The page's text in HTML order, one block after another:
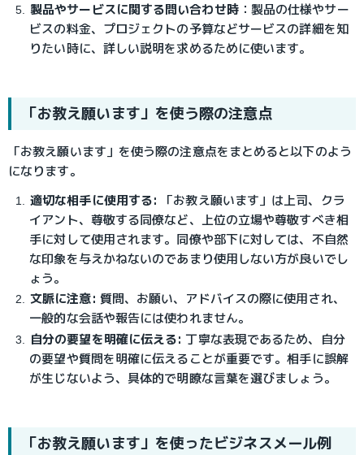
製品やサービスに関する問い合わせ時： 製品の仕様やサー
ビスの料金、プロジェクトの予算などサービスの詳細を知
りたい時に、詳しい説明を求めるために使います。
「お教え願います」を使う際の注意点
「お教え願います」を使う際の注意点をまとめると以下のよう
になります。
適切な相手に使用する:
「お教え願います」は上司、クラ
イアント、尊敬する同僚など、上位の立場や尊敬すべき相
手に対して使用されます。同僚や部下に対しては、不自然
な印象を与えかねないのであまり使用しない方が良いでし
ょう。
文脈に注意: 質問、お願い、アドバイスの際に使用され、
一般的な会話や報告には使われません。
自分の要望を明確に伝える: 丁寧な表現であるため、自分
の要望や質問を明確に伝えることが重要です。相手に誤解
が生じないよう、具体的で明瞭な言葉を選びましょう。
「お教え願います」を使ったビジネスメール例